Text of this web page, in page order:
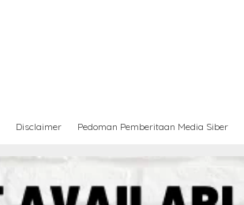
Disclaimer Pedoman Pemberitaan Media Siber